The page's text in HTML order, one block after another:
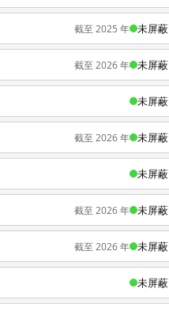
截至 2025 年 未屏蔽
截至 2026 年 未屏蔽
未屏蔽
截至 2026 年 未屏蔽
未屏蔽
截至 2026 年 未屏蔽
截至 2026 年 未屏蔽
未屏蔽